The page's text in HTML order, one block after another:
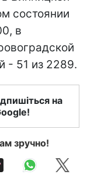
состоянии
в
- 51 из 2289.
на
зручно!